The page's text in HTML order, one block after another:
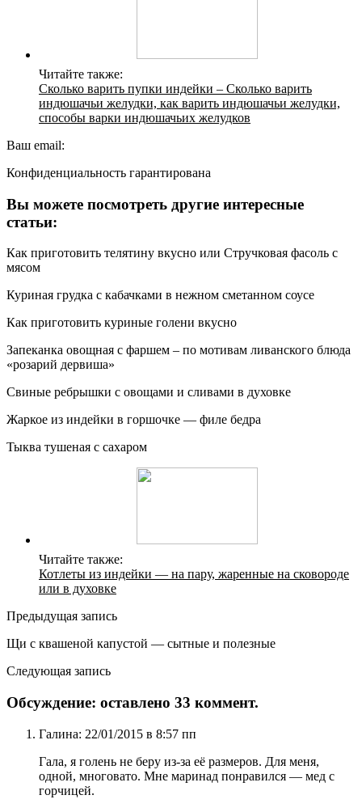
Читайте также:
Сколько варить пупки индейки – Сколько варить
индюшачьи желудки, как варить индюшачьи желудки,
способы варки индюшачьих желудков
Ваш email:
Конфиденциальность гарантирована
Вы можете посмотреть другие интересные
статьи:
Как приготовить телятину вкусно или Стручковая фасоль с
мясом
Куриная грудка с кабачками в нежном сметанном соусе
Как приготовить куриные голени вкусно
Запеканка овощная с фаршем – по мотивам ливанского блюда
«розарий дервиша»
Свиные ребрышки с овощами и сливами в духовке
Жаркое из индейки в горшочке — филе бедра
Тыква тушеная с сахаром
Читайте также:
Котлеты из индейки — на пару, жаренные на сковороде
или в духовке
Предыдущая запись
Щи с квашеной капустой — сытные и полезные
Следующая запись
Обсуждение: оставлено 33 коммент.
Галина: 22/01/2015 в 8:57 пп
Гала, я голень не беру из-за её размеров. Для меня,
одной, многовато. Мне маринад понравился — мед с
горчицей.